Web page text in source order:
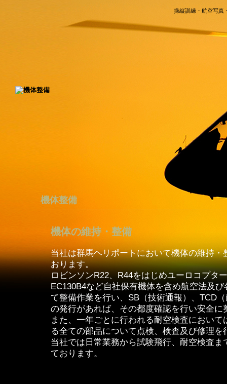
トップ
操縦訓練・航空写真
機体整備
機体の維持・整備
当社は群馬ヘリポートにおいて機体の維持・
おります。
ロビンソンR22、R44をはじめユーロコプタ
EC130B4など自社保有機体を含め航空法及
て整備作業を行い、SB（技術通報）、TCD
の発行があれば、その都度確認を行い安全に
また、一年ごとに行われる耐空検査において
る全ての部品について点検、検査及び修理を
当社では日常業務から試験飛行、耐空検査ま
ております。